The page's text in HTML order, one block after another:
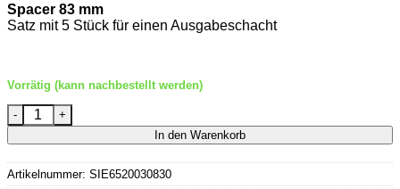
Spacer 83 mm
Satz mit 5 Stück für einen Ausgabeschacht
Vorrätig (kann nachbestellt werden)
Sielaff Spacer 83 mm Menge
In den Warenkorb
Artikelnummer: SIE6520030830